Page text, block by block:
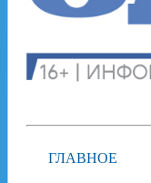
ГЛАВНОЕ